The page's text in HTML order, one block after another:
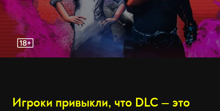
Игроки привыкли, что DLC — это